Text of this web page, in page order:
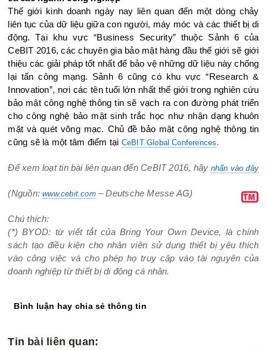
Thế giới kinh doanh ngày nay liên quan đến một dòng chảy
liên tục của dữ liệu giữa con người, máy móc và các thiết bị di
động. Tại khu vực “Business Security” thuộc Sảnh 6 của
CeBIT 2016, các chuyên gia bảo mật hàng đầu thế giới sẽ giới
thiệu các giải pháp tốt nhất để bảo vệ những dữ liệu này chống
lại tấn công mạng. Sảnh 6 cũng có khu vực “Research &
Innovation”, nơi các tên tuổi lớn nhất thế giới trong nghiên cứu
bảo mật công nghệ thông tin sẽ vạch ra con đường phát triển
cho công nghệ bảo mật sinh trắc học như nhận dạng khuôn
mặt và quét võng mạc. Chủ đề bảo mật công nghệ thông tin
cũng sẽ là một tâm điểm tại CeBIT Global Conferences.
Để xem loạt tin bài liên quan đến CeBIT 2016, hãy nhấn vào đây
(Nguồn:www.cebit.com– Deutsche Messe AG)
Chú thích:
(*) BYOD: từ viết tắt của Bring Your Own Device, là chính
sách tạo điều kiện cho nhân viên sử dụng thiết bị yêu thích
vào công việc và cho phép họ truy cập vào tài nguyên của
doanh nghiệp từ thiết bị di động cá nhân.
Bình luận hay chia sẻ thông tin
Tin bài liên quan: